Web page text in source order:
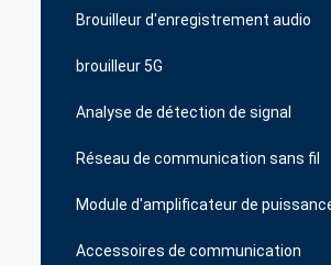
Brouilleur d'enregistrement audio
brouilleur 5G
Analyse de détection de signal
Réseau de communication sans fil
Module d'amplificateur de
Accessoires de communication